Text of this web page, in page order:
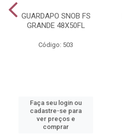
GUARDAPO SNOB FS
GRANDE 48X50FL
Código: 503
Faça seu login ou
cadastre-se para
ver preços e
comprar